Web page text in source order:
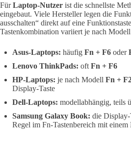
FürLaptop-Nutzer ist die schnellste
eingebaut. Viele Hersteller legen die
ausschalten“ direkt auf eine
Tastenkombination variiert je nach
Asus-Laptops: häufig Fn + F6 oder
Lenovo ThinkPads: oft Fn + F6
HP-Laptops: je nach Modell Fn +
Display-Taste
Dell-Laptops: modellabhängig, teils
Samsung Galaxy Book: die
Regel im Fn-Tastenbereich mit